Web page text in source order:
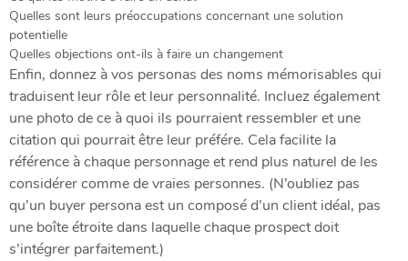
Quelles sont leurs préoccupations concernant une solution
potentielle
Quelles objections ont-ils à faire un changement
Enfin, donnez à vos personas des noms mémorisables qui
traduisent leur rôle et leur personnalité. Incluez également
une photo de ce à quoi ils pourraient ressembler et une
citation qui pourrait être leur préfére. Cela facilite la
référence à chaque personnage et rend plus naturel de les
considérer comme de vraies personnes. (N’oubliez pas
qu’un buyer persona est un composé d’un client idéal, pas
une boîte étroite dans laquelle chaque prospect doit
s’intégrer parfaitement.)